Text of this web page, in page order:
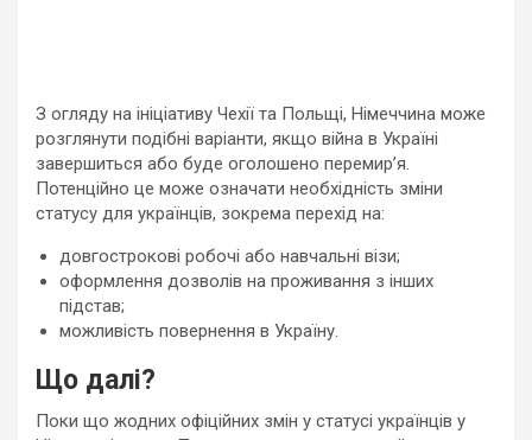
З огляду на ініціативу Чехії та Польщі, Німеччина може
розглянути подібні варіанти, якщо війна в Україні
завершиться або буде оголошено перемир’я.
Потенційно це може означати необхідність зміни
статусу для українців, зокрема перехід на:
довгострокові робочі або навчальні візи;
оформлення дозволів на проживання з інших
підстав;
можливість повернення в Україну.
Що далі?
Поки що жодних офіційних змін у статусі українців у